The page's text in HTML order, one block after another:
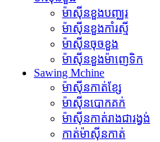
ម៉ាស៊ីនខួងបញ្ឈរ
ម៉ាស៊ីនខួងកាំរស្មី
ម៉ាស៊ីនចុចខួង
ម៉ាស៊ីនខួងម៉ាញេទិក
Sawing Mchine
ម៉ាស៊ីនកាត់ខ្សែ
ម៉ាស៊ីនបោកគក់
ម៉ាស៊ីនកាត់រាងជារង្វង់
កាត់ម៉ាស៊ីនកាត់